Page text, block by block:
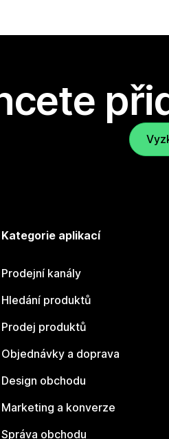
Kategorie aplikací
Prodejní kanály
Hledání produktů
Prodej produktů
Objednávky a doprava
Design obchodu
Marketing a konverze
Správa obchodu